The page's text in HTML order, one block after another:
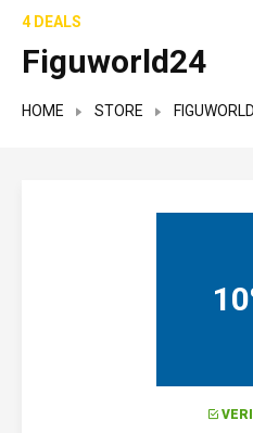
4 DEALS
Figuworld24
HOME STORE